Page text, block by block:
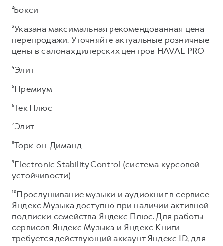
²Бокси
³Указана максимальная рекомендованная цена
перепродажи. Уточняйте актуальные розничные
цены в салонах дилерских центров HAVAL PRO
⁴Элит
⁵Премиум
⁶Тек Плюс
⁷Элит
⁸Торк-он-Диманд
⁹Electronic Stability Control (система курсовой
устойчивости)
¹⁰Прослушивание музыки и аудиокниг в сервисе
Яндекс Музыка доступно при наличии активной
подписки семейства Яндекс Плюс. Для работы
сервисов Яндекс Музыка и Яндекс Книги
требуется действующий аккаунт Яндекс ID, для